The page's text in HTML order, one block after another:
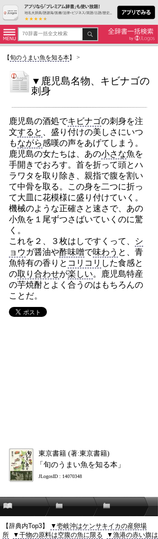
【旬のうまい魚を知る本】 >
▼鹿児島名物、キビナゴの
刺身
鹿児島の酒処でキビナゴの刺身を注
文すると 、盛り付けの美しさにいつ
もながら感嘆の声をあげてしまう。
鹿児島の女たちは、あの小さな魚を
手開きでおろす。首を折って頭とハ
ラワタを取り除き、親指で腹を割い
て中骨を取る。この身を二つに折っ
て大皿に花模様に盛り付けていく。
機械のような正確さと速さで、あの
小魚を１尾ずつさばいていくのに驚
く。
これを２、３枚はしですくって、
シ
ョウ ガ醤油や酢味噌で味わう と、青
魚特有の香りと コリコリ した食感と
の取り合わせが楽しい。鹿児島特産
の芋焼酎とよく合うのはもちろんの
ことだ。
東京書籍 (著:東京書籍)
「旬のうまい魚を知る本」
JLogosID : 14070348
【辞典内Top3】
▼壱岐沖はケンサキイカの産卵場
所
▼干物の原料は空腹の魚に限る
▼漁港の赤い旗は